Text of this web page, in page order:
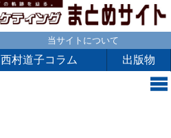
当サイトについて
西村道子コラム 出版物